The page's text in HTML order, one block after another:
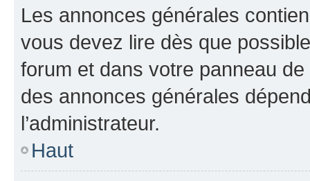
Les annonces générales
vous devez lire dès que
forum et dans votre panneau
des annonces générales
l’administrateur.
Haut